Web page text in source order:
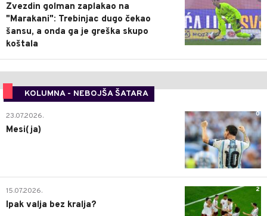
Zvezdin golman zaplakao na
"Marakani": Trebinjac dugo čekao
šansu, a onda ga je greška skupo
koštala
KOLUMNA - NEBOJŠA ŠATARA
0
23.07.2026.
Mesi(ja)
2
15.07.2026.
Ipak valja bez kralja?